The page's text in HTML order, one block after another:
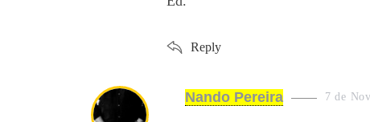
Reply
s
Nando Pereira 7 de